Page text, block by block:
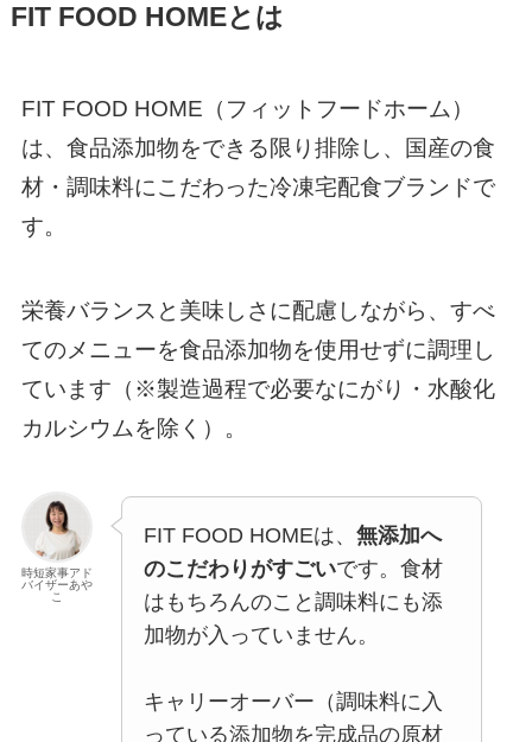
FIT FOOD HOMEとは
FIT FOOD HOME（フィットフードホーム）
は、食品添加物をできる限り排除し、国産の食
材・調味料にこだわった冷凍宅配食ブランドで
す。
栄養バランスと美味しさに配慮しながら、すべ
てのメニューを食品添加物を使用せずに調理し
ています（※製造過程で必要なにがり・水酸化
カルシウムを除く）。
時短家事アド
バイザーあや
こ
FIT FOOD HOMEは、 無添加へ
のこだわりがすごいです。食材
はもちろんのこと調味料にも添
加物が入っていません。
キャリーオーバー（調味料に入
っている添加物を完成品の原材